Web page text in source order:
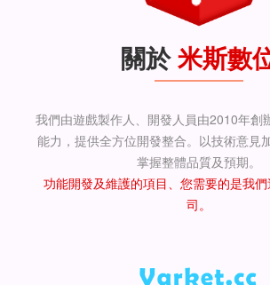
關於米斯數
我們由遊戲製作人、開發人員由2010年創
能力，提供全方位開發整合。以技術意見
掌握整體品質及預期。
功能開發及維護的項目、您需要的是我
司。